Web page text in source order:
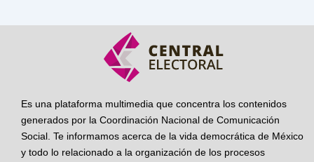
Es una plataforma multimedia que concentra los contenidos
generados por la Coordinación Nacional de Comunicación
Social. Te informamos acerca de la vida democrática de México
y todo lo relacionado a la organización de los procesos